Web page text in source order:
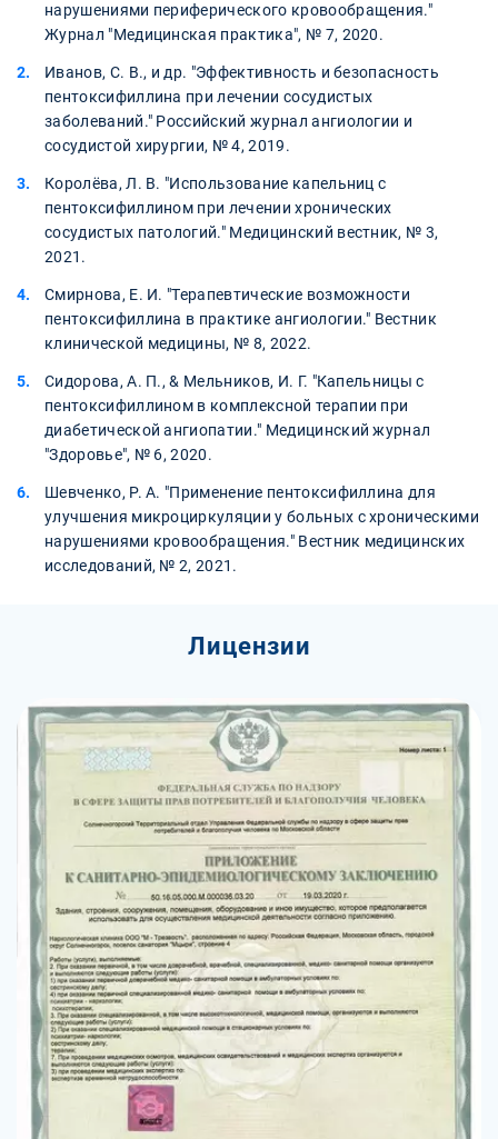
нарушениями периферического кровообращения."
Журнал "Медицинская практика", № 7, 2020.
Иванов, С. В., и др. "Эффективность и безопасность
пентоксифиллина при лечении сосудистых
заболеваний." Российский журнал ангиологии и
сосудистой хирургии, № 4, 2019.
Королёва, Л. В. "Использование капельниц с
пентоксифиллином при лечении хронических
сосудистых патологий." Медицинский вестник, № 3,
2021.
Смирнова, Е. И. "Терапевтические возможности
пентоксифиллина в практике ангиологии." Вестник
клинической медицины, № 8, 2022.
Сидорова, А. П., & Мельников, И. Г. "Капельницы с
пентоксифиллином в комплексной терапии при
диабетической ангиопатии." Медицинский журнал
"Здоровье", № 6, 2020.
Шевченко, Р. А. "Применение пентоксифиллина для
улучшения микроциркуляции у больных с хроническими
нарушениями кровообращения." Вестник медицинских
исследований, № 2, 2021.
Лицензии